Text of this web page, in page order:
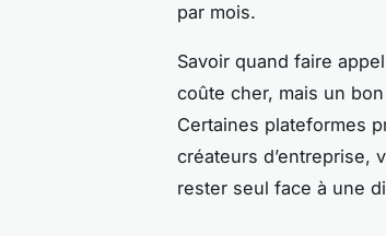
par mois.
Savoir quand faire
coûte cher, mais un
Certaines plateformes
créateurs d’entreprise,
rester seul face à une